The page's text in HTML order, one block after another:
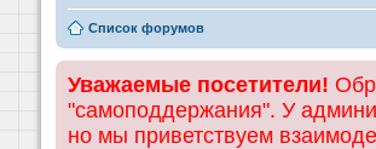
Список форумов
Уважаемые посетители!
"самоподдержания". У
но мы приветствуем